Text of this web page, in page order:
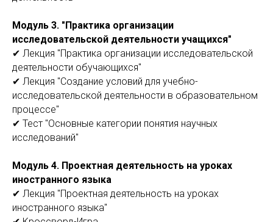
Модуль 3. "Практика организации
исследовательской деятельности учащихся"
✔ Лекция "Практика организации исследовательской
деятельности обучающихся"
✔ Лекция "Создание условий для учебно-
исследовательской деятельности в образовательном
процессе"
✔ Тест "Основные категории понятия научных
исследований"
Модуль 4. Проектная деятельность на уроках
иностранного языка
✔ Лекция "Проектная деятельность на уроках
иностранного языка"